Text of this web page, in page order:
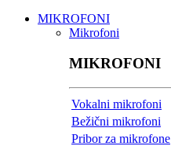
MIKROFONI
Mikrofoni
MIKROFONI
Vokalni mikrofoni
Bežični mikrofoni
Pribor za mikrofone